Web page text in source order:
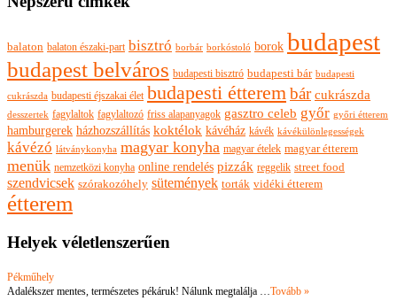
balaton balaton északi-part bisztró borbár borkóstoló borok budapest
budapest belváros budapesti bisztró budapesti bár budapesti
cukrászda budapesti éjszakai élet budapesti étterembár cukrászda
desszertek fagylaltok fagylaltozó friss alapanyagok gasztro celeb győr győri étterem
hamburgerek házhozszállítás koktélok kávéház kávék kávékülönlegességek
kávézó látványkonyha magyar konyha magyar ételek magyar étterem
menük nemzetközi konyha online rendelés pizzák reggelik street food
szendvicsek szórakozóhely sütemények torták vidéki étterem
étterem
Helyek véletlenszerűen
Pékműhely
Adalékszer mentes, természetes pékáruk! Nálunk megtalálja …Tovább »